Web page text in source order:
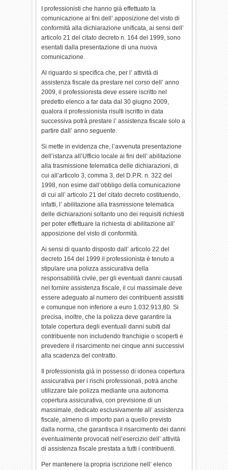
I professionisti che hanno già effettuato la
comunicazione ai fini dell’ apposizione del visto di
conformità alla dichiarazione unificata, ai sensi dell’
articolo 21 del citato decreto n. 164 del 1999, sono
esentati dalla presentazione di una nuova
comunicazione.
Al riguardo si specifica che, per l’ attività di
assistenza fiscale da prestare nel corso dell’ anno
2009, il professionista deve essere iscritto nel
predetto elenco a far data dal 30 giugno 2009,
qualora il professionista risulti iscritto in data
successiva potrà prestare l’ assistenza fiscale solo a
partire dall’ anno seguente.
Si mette in evidenza che, l’avvenuta presentazione
dell’istanza all’Ufficio locale ai fini dell’ abilitazione
alla trasmissione telematica delle dichiarazioni, di
cui all’articolo 3, comma 3, del D.P.R. n. 322 del
1998, non esime dall’obbligo della comunicazione
di cui all’ articolo 21 del citato decreto costituendo,
infatti, l’ abilitazione alla trasmissione telematica
delle dichiarazioni soltanto uno dei requisiti richiesti
per poter effettuare la richiesta di abilitazione all’
apposizione del visto di conformità.
Ai sensi di quanto disposto dall’ articolo 22 del
decreto 164 del 1999 il professionista è tenuto a
stipulare una polizza assicurativa della
responsabilità civile, per gli eventuali danni causati
nel fornire assistenza fiscale, il cui massimale deve
essere adeguato al numero dei contribuenti assistiti
e comunque non inferiore a euro 1.032.913,80. Si
precisa, inoltre, che la polizza deve garantire la
totale copertura degli eventuali danni subiti dal
contribuente non includendo franchigie o scoperti e
prevedere il risarcimento nei cinque anni successivi
alla scadenza del contratto.
Il professionista già in possesso di idonea copertura
assicurativa per i rischi professionali, potrà anche
utilizzare tale polizza mediante una autonoma
copertura assicurativa, con previsione di un
massimale, dedicato esclusivamente all’ assistenza
fiscale, almeno di importo pari a quello previsto
dalla norma, che garantisca il risarcimento dei danni
eventualmente provocati nell’esercizio dell’ attività
di assistenza fiscale prestata a tutti i contribuenti.
Per mantenere la propria iscrizione nell’ elenco